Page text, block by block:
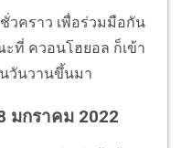
วคราว เพื่อร่วมมือกัน
ที่ ควอนโฮยอล ก็เข้า
วันวานขึ้นมา
มกราคม 2022